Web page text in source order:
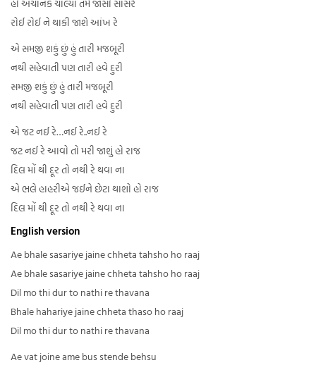
હો અચાનક ચાલ્યા તમે જાસો સાસરે
રોઈ રોઈ ને થાકી જાશે આંખ રે
એ સમજી શકું છું હું તારી મજબૂરી
નથી સહેવાતી પણ તારી હવે દુરી
સમજી શકું છું હું તારી મજબૂરી
નથી સહેવાતી પણ તારી હવે દુરી
એ જટ નઈ રે…નઈ રે..નઈ રે
જટ નઈ રે આવો તો મરી જાશું હો રાજ
દિલ મોં થી દૂર તો નથી રે થવા ના
એ ભલે હાહરીએ જઈને છેટા થાશો હો રાજ
દિલ મોં થી દૂર તો નથી રે થવા ના
English version
Ae bhale sasariye jaine chheta tahsho ho raaj
Ae bhale sasariye jaine chheta tahsho ho raaj
Dil mo thi dur to nathi re thavana
Bhale hahariye jaine chheta thaso ho raaj
Dil mo thi dur to nathi re thavana
Ae vat joine ame bus stende behsu